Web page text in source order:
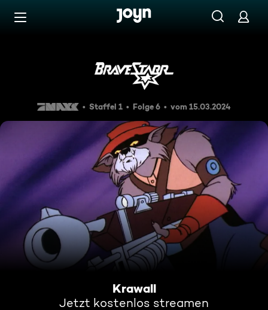
Zum Inhalt springen
Krawall
Staffel 1 Folge 6 vom 15.03.2024
Krawall
Jetzt kostenlos streamen